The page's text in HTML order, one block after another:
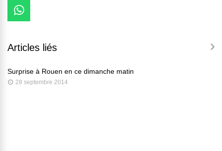
Articles liés
Surprise à Rouen en ce dimanche matin
28 septembre 2014